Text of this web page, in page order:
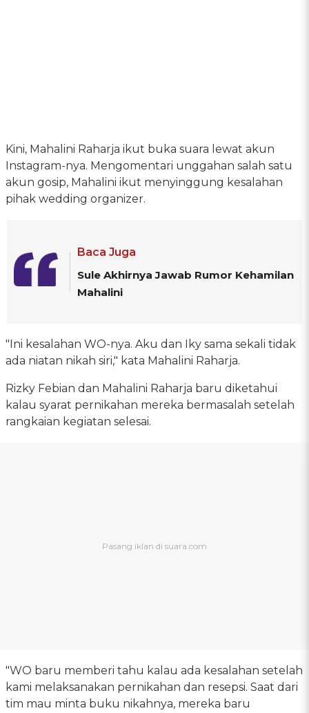
Kini, Mahalini Raharja ikut buka suara lewat akun
Instagram-nya. Mengomentari unggahan salah satu
akun gosip, Mahalini ikut menyinggung kesalahan
pihak wedding organizer.
Baca Juga
Sule Akhirnya Jawab Rumor Kehamilan
Mahalini
"Ini kesalahan WO-nya. Aku dan Iky sama sekali tidak
ada niatan nikah siri," kata Mahalini Raharja.
Rizky Febian dan Mahalini Raharja baru diketahui
kalau syarat pernikahan mereka bermasalah setelah
rangkaian kegiatan selesai.
"WO baru memberi tahu kalau ada kesalahan setelah
kami melaksanakan pernikahan dan resepsi. Saat dari
tim mau minta buku nikahnya, mereka baru